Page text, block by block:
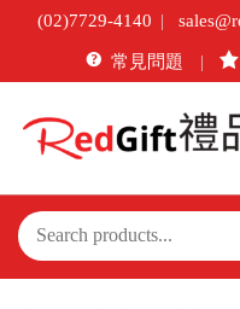
(02)7729-4140
常見問題